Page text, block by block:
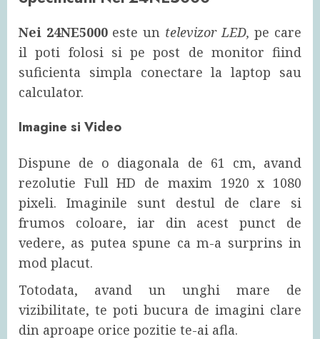
Nei 24NE5000este un televizor LED, pe care
il poti folosi si pe post de monitor fiind
suficienta simpla conectare la laptop sau
calculator.
Imagine si Video
Dispune de o diagonala de 61 cm, avand
rezolutie Full HD de maxim 1920 x 1080
pixeli. Imaginile sunt destul de clare si
frumos coloare, iar din acest punct de
vedere, as putea spune ca m-a surprins in
mod placut.
Totodata, avand un unghi mare de
vizibilitate, te poti bucura de imagini clare
din aproape orice pozitie te-ai afla.